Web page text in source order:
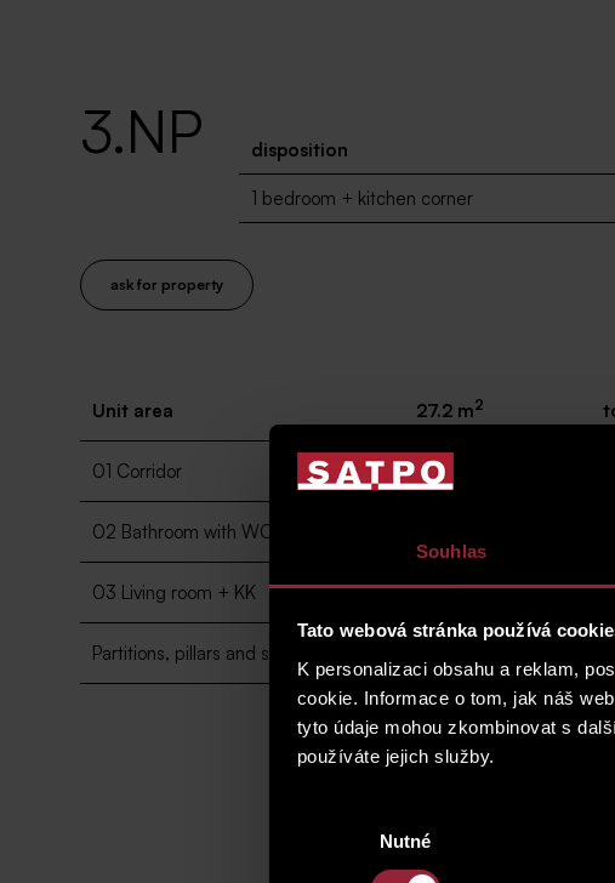
Souhlas
Tato webová stránka používá
K personalizaci obsahu a reklam,
cookie. Informace o tom, jak náš
tyto údaje mohou zkombinovat s
používáte jejich služby.
Nutné
3.NP disposition
1 bedroom + kitchen corner
ask for property
Unit area 27.2 m2
01 Corridor 3.8 m
02 Bathroom with WC
03 Living room + KK 18.3 m2
Partitions, pillars and shafts